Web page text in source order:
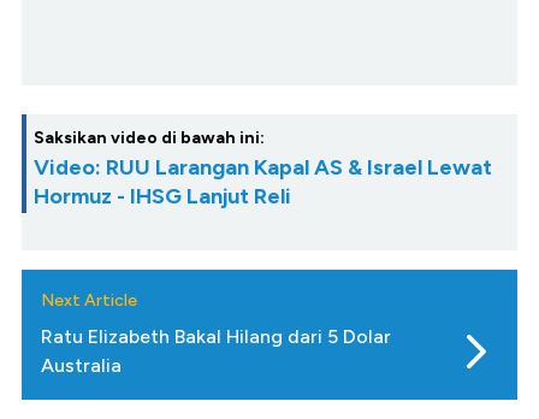
Saksikan video di bawah ini:
Video: RUU Larangan Kapal AS & Israel Lewat
Hormuz - IHSG Lanjut Reli
Next Article
Ratu Elizabeth Bakal Hilang dari 5 Dolar
Australia